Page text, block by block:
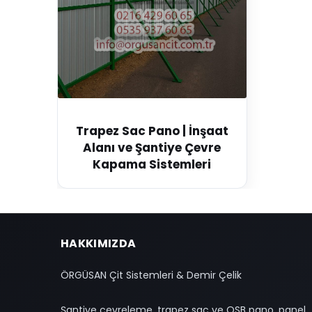
Trapez Sac Pano | İnşaat
Alanı ve Şantiye Çevre
Kapama Sistemleri
HAKKIMIZDA
ÖRGÜSAN Çit Sistemleri & Demir Çelik